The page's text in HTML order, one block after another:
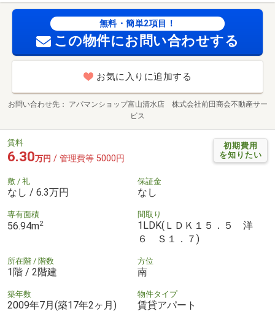
無料・簡単2項目！
この物件にお問い合わせする
お気に入りに追加する
お問い合わせ先
アパマンショップ富山清水店 株式会社前田商会不動産サー
ビス
初期費用
を知りたい
賃料
6.30万円 / 管理費等 5000円
敷 / 礼
なし / 6.3万円
保証金
なし
専有面積
56.94m2
間取り
1LDK(ＬＤＫ１５．５ 洋
６ Ｓ１．７)
所在階 / 階数
1階 / 2階建
方位
南
築年数
2009年7月(築17年2ヶ月)
物件タイプ
賃貸アパート